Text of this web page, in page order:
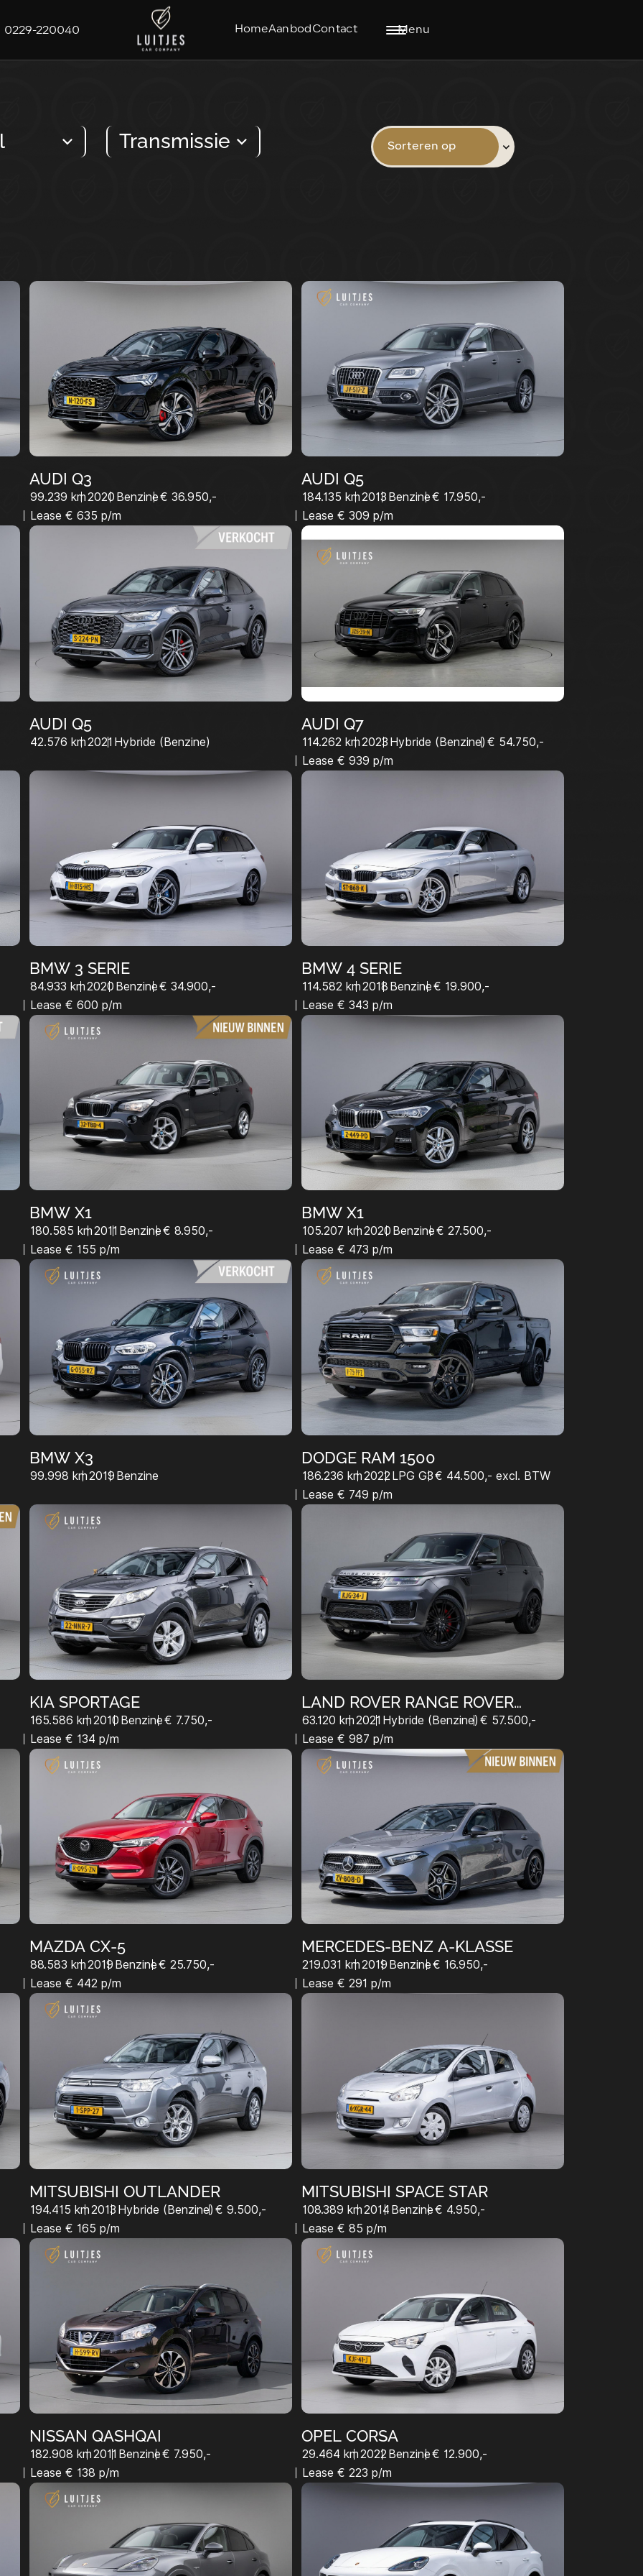
0229-220040 HomeAanbod Contact Menu
AANBOD
WERKPLAATS
OVER ONS
CONTACT
VERKOOP@LUITJESCARCOMPANY.NL
Transmissie Sorteren op
AUDI Q3
99.239 km2020 Benzine€ 36.950,-
Lease € 635 p/m
AUDI Q5
184.135 km2013 Benzine€ 17.950,-
Lease € 309 p/m
AUDI Q5
42.576 km2021 Hybride (Benzine)
AUDI Q7
114.262 km2023 Hybride (Benzine) € 54.750,-
Lease € 939 p/m
BMW 3 SERIE
84.933 km2020 Benzine€ 34.900,-
Lease € 600 p/m
BMW 4 SERIE
114.582 km2018 Benzine€ 19.900,-
Lease € 343 p/m
BMW X1
180.585 km2011 Benzine€ 8.950,-
Lease € 155 p/m
BMW X1
105.207 km2020 Benzine€ 27.500,-
Lease € 473 p/m
BMW X3
99.998 km2019 Benzine
DODGE RAM 1500
186.236 km2022 LPG G3€ 44.500,- excl. BTW
Lease € 749 p/m
KIA SPORTAGE
165.586 km2010 Benzine€ 7.750,-
Lease € 134 p/m
LAND ROVER RANGE ROVER
SPORT
63.120 km2021 Hybride (Benzine) € 57.500,-
Lease € 987 p/m
MAZDA CX-5
88.583 km2019 Benzine€ 25.750,-
Lease € 442 p/m
MERCEDES-BENZ A-KLASSE
219.031 km2019 Benzine€ 16.950,-
Lease € 291 p/m
MITSUBISHI OUTLANDER
194.415 km2013 Hybride (Benzine) € 9.500,-
Lease € 165 p/m
MITSUBISHI SPACE STAR
108.389 km2014 Benzine€ 4.950,-
Lease € 85 p/m
NISSAN QASHQAI
182.908 km2011 Benzine€ 7.950,-
Lease € 138 p/m
OPEL CORSA
29.464 km2022 Benzine€ 12.900,-
Lease € 223 p/m